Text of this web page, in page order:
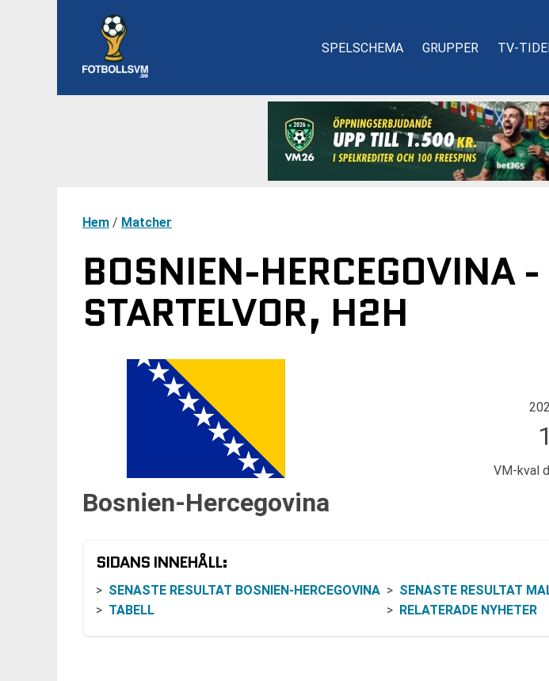
SPELSCHEMA GRUPPER TV-
Hem / Matcher
BOSNIEN-HERCEGOVINA
STARTELVOR, H2H
Bosnien-Hercegovina
VM-kval
SIDANS INNEHÅLL:
SENASTE RESULTAT BOSNIEN-HERCEGOVINA SENASTE RESULTAT
TABELL
RELATERADE NYHETER